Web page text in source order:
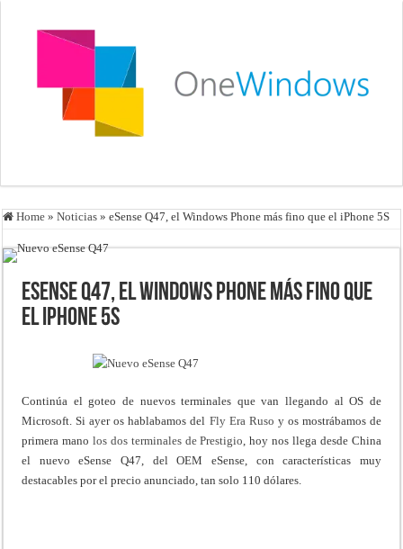
Home » Noticias » eSense Q47, el Windows Phone más fino que el iPhone 5S
eSense Q47, el Windows Phone más fino que
el iPhone 5S
Continúa el goteo de nuevos terminales que van llegando al OS de
Microsoft. Si ayer os hablabamos del Fly Era Ruso y os mostrábamos de
primera mano los dos terminales de Prestigio , hoy nos llega desde China
el nuevo eSense Q47, del OEM eSense, con características muy
destacables por el precio anunciado, tan solo 110 dólares.